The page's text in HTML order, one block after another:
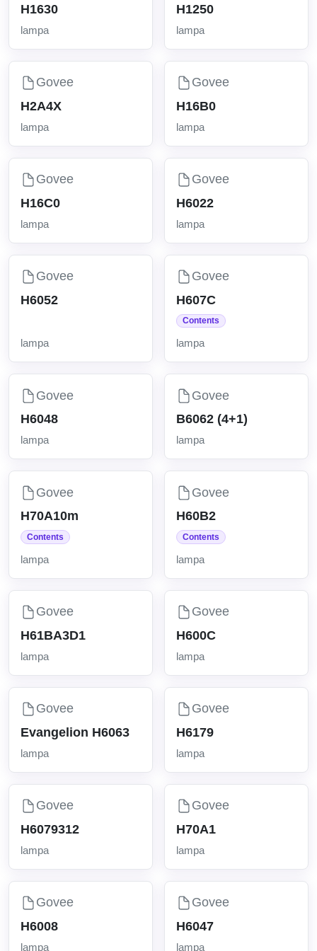
H1630
lampa
H1250
lampa
Govee
H2A4X
lampa
Govee
H16B0
lampa
Govee
H16C0
lampa
Govee
H6022
lampa
Govee
H6052
lampa
Govee
H607C
Contents
lampa
Govee
H6048
lampa
Govee
B6062 (4+1)
lampa
Govee
H70A10m
Contents
lampa
Govee
H60B2
Contents
lampa
Govee
H61BA3D1
lampa
Govee
H600C
lampa
Govee
Evangelion H6063
lampa
Govee
H6179
lampa
Govee
H6079312
lampa
Govee
H70A1
lampa
Govee
H6008
lampa
Govee
H6047
lampa